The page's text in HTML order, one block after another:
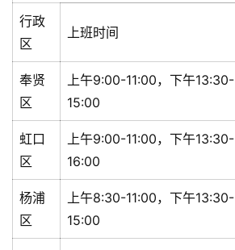
行政
区
上班时间
奉贤
区
上午9:00-11:00，下午13:30-
15:00
虹口
区
上午9:00-11:00，下午13:30-
16:00
杨浦
区
上午8:30-11:00，下午13:30-
15:00